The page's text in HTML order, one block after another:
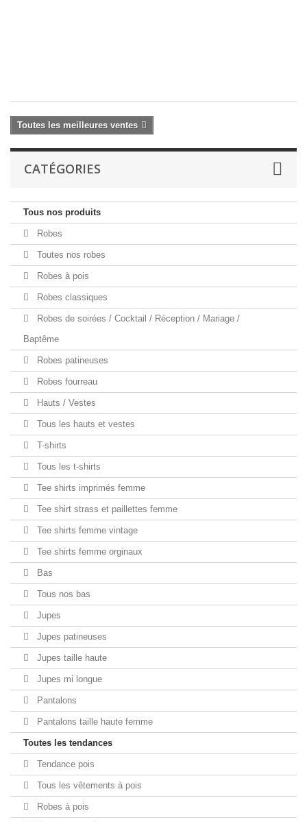
Toutes les meilleures ventes
CATÉGORIES
Tous nos produits
Robes
Toutes nos robes
Robes à pois
Robes classiques
Robes de soirées / Cocktail / Réception / Mariage /
Baptême
Robes patineuses
Robes fourreau
Hauts / Vestes
Tous les hauts et vestes
T-shirts
Tous les t-shirts
Tee shirts imprimés femme
Tee shirt strass et paillettes femme
Tee shirts femme vintage
Tee shirts femme orginaux
Bas
Tous nos bas
Jupes
Jupes patineuses
Jupes taille haute
Jupes mi longue
Pantalons
Pantalons taille haute femme
Toutes les tendances
Tendance pois
Tous les vêtements à pois
Robes à pois